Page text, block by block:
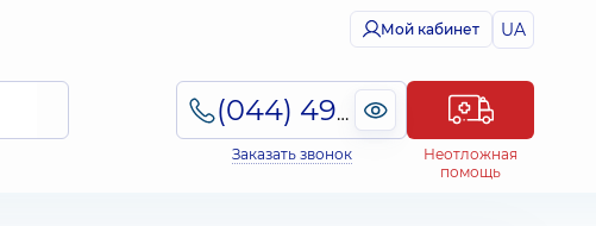
Мой кабинет UA
(044) 495-2-888
Заказать звонок
Неотложная
помощь